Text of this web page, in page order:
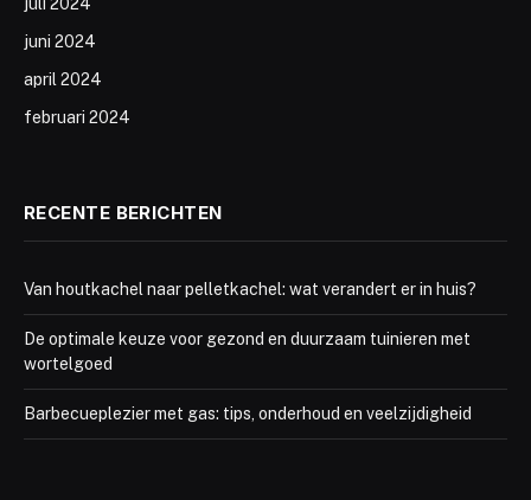
juni 2024
april 2024
februari 2024
RECENTE BERICHTEN
Van houtkachel naar pelletkachel: wat verandert er in huis?
De optimale keuze voor gezond en duurzaam tuinieren met
wortelgoed
Barbecueplezier met gas: tips, onderhoud en veelzijdigheid